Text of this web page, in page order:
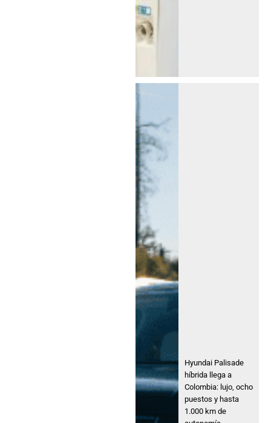
Hyundai Palisade
híbrida llega a
Colombia: lujo, ocho
puestos y hasta
1.000 km de